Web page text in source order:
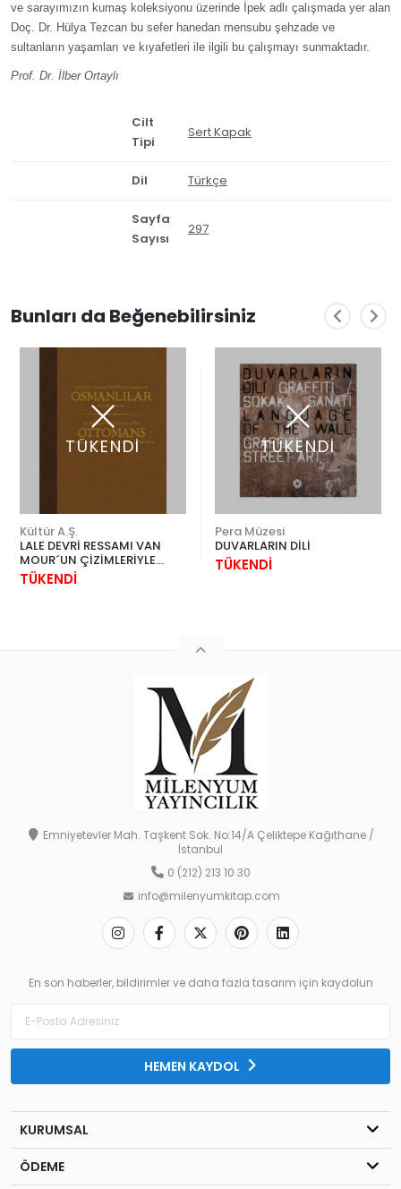
ve sarayımızın kumaş koleksiyonu üzerinde İpek adlı çalışmada yer alan
Doç. Dr. Hülya Tezcan bu sefer hanedan mensubu şehzade ve
sultanların yaşamları ve kıyafetleri ile ilgili bu çalışmayı sunmaktadır.
Prof. Dr. İlber Ortaylı
Cilt
Tipi
Sert Kapak
Dil Türkçe
Sayfa
Sayısı
297
Bunları da Beğenebilirsiniz
TÜKENDİ
Kültür A.Ş.
LALE DEVRİ RESSAMI VAN
MOUR´UN ÇİZİMLERİYLE
OSMANLILAR KIYAFET
TÜKENDİ
TÜKENDİ
Pera Müzesi
DUVARLARIN DİLİ
TÜKENDİ
Emniyetevler Mah. Taşkent Sok. No:14/A Çeliktepe Kağıthane /
İstanbul
0 (212) 213 10 30
info@milenyumkitap.com
En son haberler, bildirimler ve daha fazla tasarım için kaydolun
HEMEN KAYDOL
KURUMSAL
ÖDEME